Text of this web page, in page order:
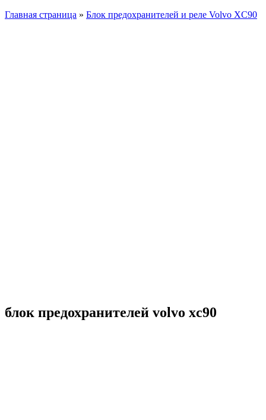
Главная страница » Блок предохранителей и реле Volvo XC90
блок предохранителей volvo xc90